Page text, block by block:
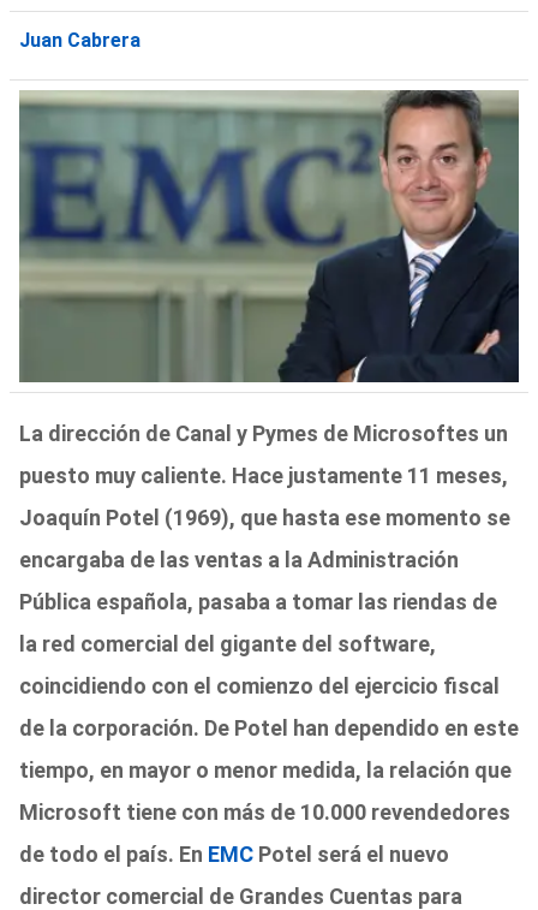
Juan Cabrera
La dirección de Canal y Pymes de Microsoftes un
puesto muy caliente. Hace justamente 11 meses,
Joaquín Potel (1969), que hasta ese momento se
encargaba de las ventas a la Administración
Pública española, pasaba a tomar las riendas de
la red comercial del gigante del software,
coincidiendo con el comienzo del ejercicio fiscal
de la corporación. De Potel han dependido en este
tiempo, en mayor o menor medida, la relación que
Microsoft tiene con más de 10.000 revendedores
de todo el país. En EMCPotel será el nuevo
director comercial de Grandes Cuentas para